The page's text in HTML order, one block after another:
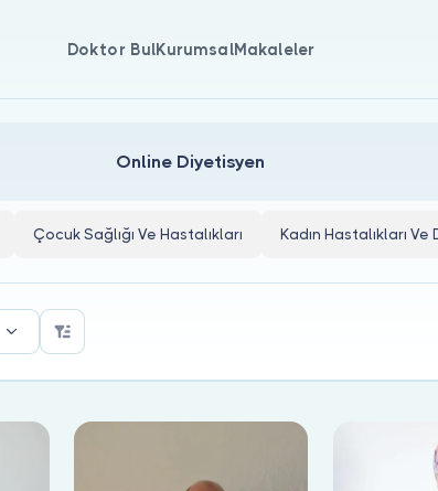
Doktor BulKurumsalMakaleler
Online Diyetisyen
Çocuk Sağlığı Ve Hastalıkları Kadın Hastalıkları Ve